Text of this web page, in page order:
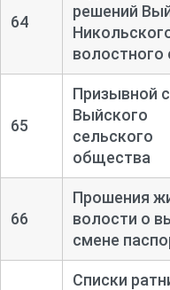
64
решений
волостного
65
Призывной
Выйского
сельского
общества
66
Прошения
волости о
смене
Списки